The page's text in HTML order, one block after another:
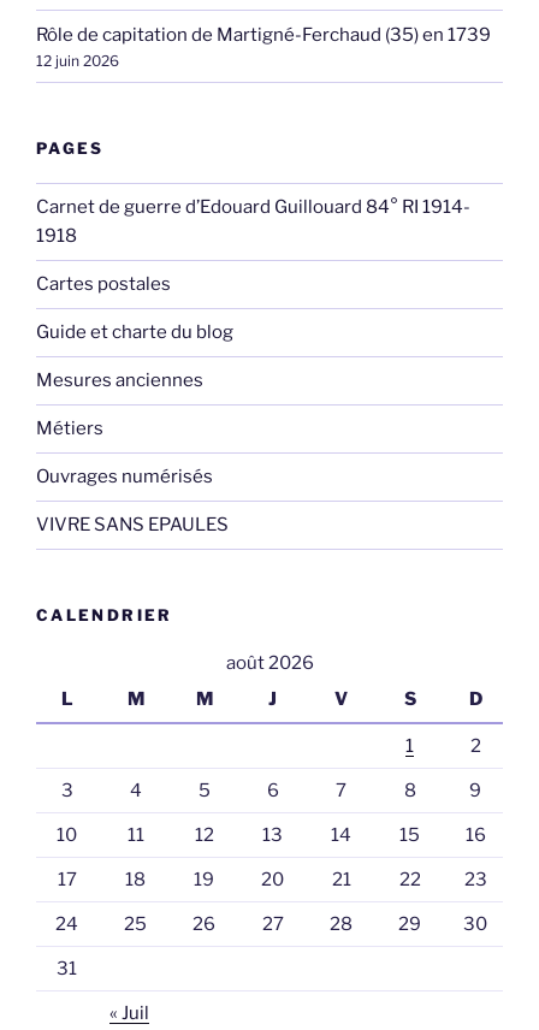
Rôle de capitation de Martigné-Ferchaud (35) en 1739
12 juin 2026
PAGES
Carnet de guerre d’Edouard Guillouard 84° RI 1914-
1918
Cartes postales
Guide et charte du blog
Mesures anciennes
Métiers
Ouvrages numérisés
VIVRE SANS EPAULES
CALENDRIER
août 2026
L
M M J V S D
1 2
3 4 5 6 7 8 9
10 11 12 13 14 15 16
17 18 19 20 21 22 23
24 25 26 27 28 29 30
31
« Juil